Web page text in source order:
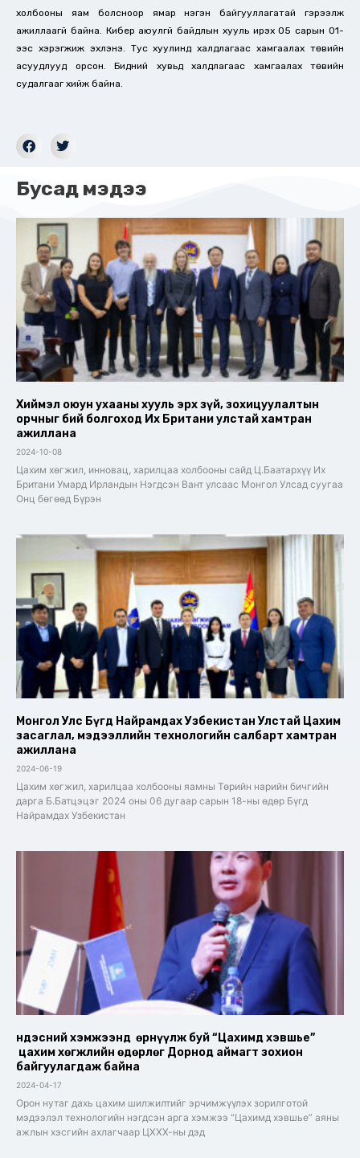
холбооны яам болсноор ямар нэгэн байгууллагатай гэрээлж
ажиллаагүй байна. Кибер аюулгүй байдлын хууль ирэх 05 сарын 01-
ээс хэрэгжиж эхлэнэ. Тус хуулинд халдлагаас хамгаалах төвийн
асуудлууд орсон. Бидний хувьд халдлагаас хамгаалах төвийн
судалгааг хийж байна.
Бусад мэдээ
Хиймэл оюун ухааны хууль эрх зүй, зохицуулалтын
орчныг бий болгоход Их Британи улстай хамтран
ажиллана
2024-10-08
Цахим хөгжил, инновац, харилцаа холбооны сайд Ц.Баатархүү Их
Британи Умард Ирландын Нэгдсэн Вант улсаас Монгол Улсад суугаа
Онц бөгөөд Бүрэн
Монгол Улс Бүгд Найрамдах Узбекистан Улстай Цахим
засаглал, мэдээллийн технологийн салбарт хамтран
ажиллана
2024-06-19
Цахим хөгжил, харилцаа холбооны яамны Төрийн нарийн бичгийн
дарга Б.Батцэцэг 2024 оны 06 дугаар сарын 18-ны өдөр Бүгд
Найрамдах Узбекистан
Үндэсний хэмжээнд өрнүүлж буй “Цахимд хэвшье”
цахим хөгжлийн өдөрлөг Дорнод аймагт зохион
байгуулагдаж байна
2024-04-17
Орон нутаг дахь цахим шилжилтийг эрчимжүүлэх зорилготой
мэдээлэл технологийн нэгдсэн арга хэмжээ “Цахимд хэвшье” аяны
ажлын хэсгийн ахлагчаар ЦХХХ-ны дэд